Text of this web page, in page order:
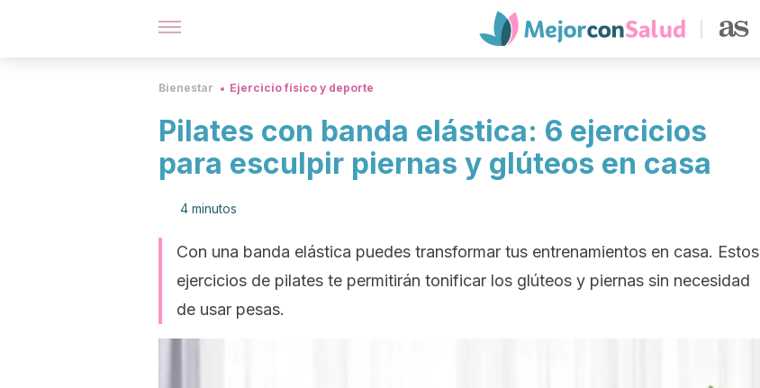
Bienestar Ejercicio físico y deporte
Pilates con banda elástica: 6 ejercicios
para esculpir piernas y glúteos en casa
4 minutos
Con una banda elástica puedes transformar tus entrenamientos en casa. Estos
ejercicios de pilates te permitirán tonificar los glúteos y piernas sin necesidad
de usar pesas.